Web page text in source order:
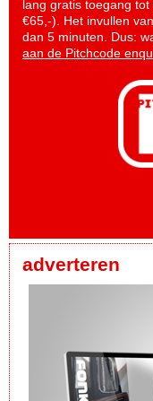
lang gratis toegang
€65,-). Het invullen
dan 5 minuten. Dus:
aan de Pitchcode
adverteren